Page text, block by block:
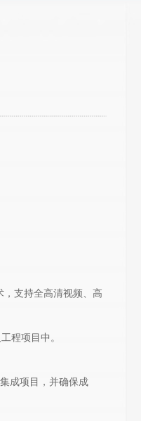
，支持全高清视频、高
程项目中。
成项目，并确保成